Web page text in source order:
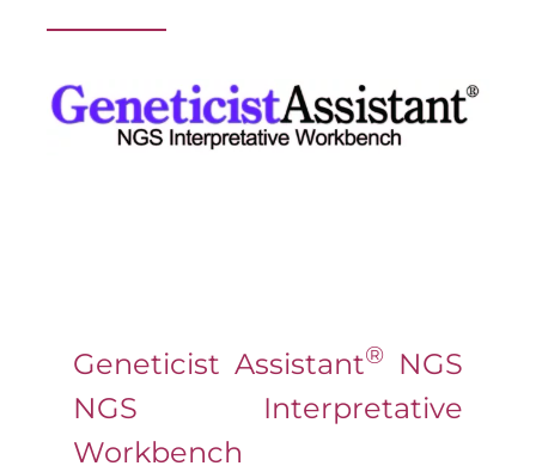
Geneticist Assistant® NGS
NGS Interpretative
Workbench